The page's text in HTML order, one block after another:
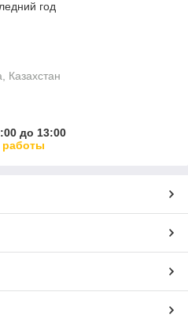
год
Казахстан
до 13:00
работы